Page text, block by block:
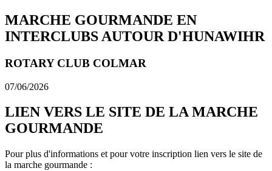
MARCHE GOURMANDE EN
INTERCLUBS AUTOUR D'HUNAWIHR
ROTARY CLUB COLMAR
07/06/2026
LIEN VERS LE SITE DE LA MARCHE
GOURMANDE
Pour plus d'informations et pour votre inscription lien vers le site de
la marche gourmande :